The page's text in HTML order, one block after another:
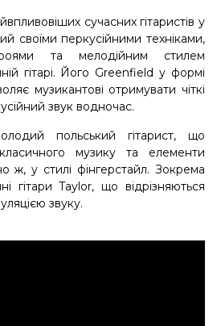
сучасних гітаристів у
своїми перкусійними техніками,
та мелодійним стилем
гітарі. Його Greenfield у формі
музикантові отримувати чіткі
звук водночас.
польський гітарист, що
музику та елементи
ж, у стилі фінгерстайл. Зокрема
гітари Taylor, що відрізняються
звуку.